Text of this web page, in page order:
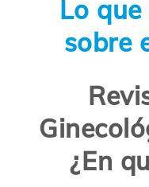
Lo
sobre
¿En